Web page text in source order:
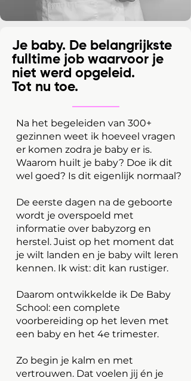
Je baby. De belangrijkste
fulltime job waarvoor je
niet werd opgeleid.
Tot nu toe.
Na het begeleiden van 300+
gezinnen weet ik hoeveel vragen
er komen zodra je baby er is.
Waarom huilt je baby? Doe ik dit
wel goed? Is dit eigenlijk normaal?
De eerste dagen na de geboorte
wordt je overspoeld met
informatie over babyzorg en
herstel. Juist op het moment dat
je wilt landen en je baby wilt leren
kennen. Ik wist: dit kan rustiger.
Daarom ontwikkelde ik De Baby
School: een complete
voorbereiding op het leven met
een baby en het 4e trimester.
Zo begin je kalm en met
vertrouwen. Dat voelen jij én je